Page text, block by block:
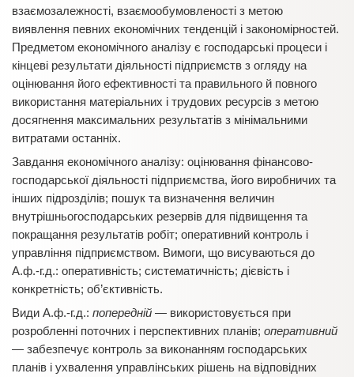
взаємозалежності, взаємообумовленості з метою
виявлення певних економічних тенденцій і закономірностей.
Предметом економічного аналізу є господарські процеси і
кінцеві результати діяльності підприємств з огляду на
оцінювання його ефективності та правильного й повного
використання матеріальних і трудових ресурсів з метою
досягнення максимальних результатів з мінімальними
витратами останніх.
Завдання економічного аналізу: оцінювання фінансово-
господарської діяльності підприємства, його виробничих та
інших підрозділів; пошук та визначення величин
внутрішньогосподарських резервів для підвищення та
покращання результатів робіт; оперативний контроль і
управління підприємством. Вимоги, що висуваються до
А.ф.-г.д.: оперативність; систематичність; дієвість і
конкретність; об’єктивність.
Види А.ф.-г.д.: попередній — використовується при
розробленні поточних і перспективних планів; оперативний
— забезпечує контроль за виконанням господарських
планів і ухвалення управлінських рішень на відповідних